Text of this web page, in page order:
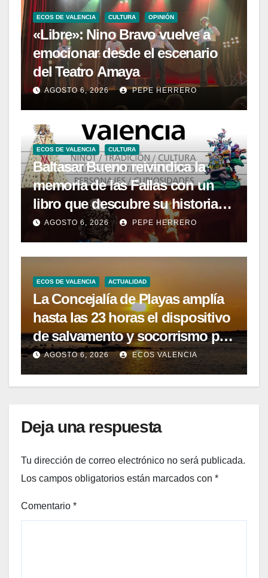
ECOS DE VALENCIA CULTURA OPINIÓN
«Libre»: Nino Bravo vuelve a
emocionar desde el escenario
del Teatro Amaya
AGOSTO 6, 2026 PEPE HERRERO
ECOS DE VALENCIA CULTURA
Baltasar Bueno reivindica la
memoria de las Fallas con un
libro que descubre su historia
menos conocida
AGOSTO 6, 2026 PEPE HERRERO
ECOS DE VALENCIA ACTUALIDAD
La Concejalía de Playas amplía
hasta las 23 horas el dispositivo
de salvamento y socorrismo por
el eclipse solar del 12 de agosto
AGOSTO 6, 2026 ECOS VALENCIA
Deja una respuesta
Tu dirección de correo electrónico no será publicada.
Los campos obligatorios están marcados con *
Comentario *